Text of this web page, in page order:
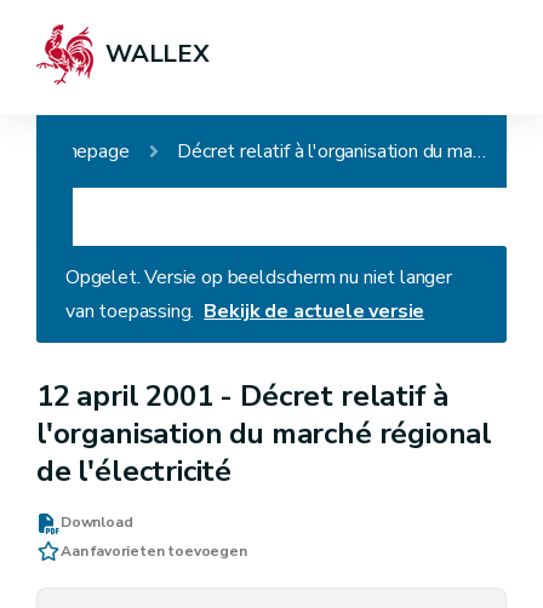
WALLEX
Homepage Décret relatif à l'organisation du marché régional de l'électricité
Opgelet. Versie op beeldscherm nu niet langer
van toepassing. Bekijk de actuele versie
12 april 2001 - Décret relatif à
l'organisation du marché régional
de l'électricité
Download
Aan favorieten toevoegen